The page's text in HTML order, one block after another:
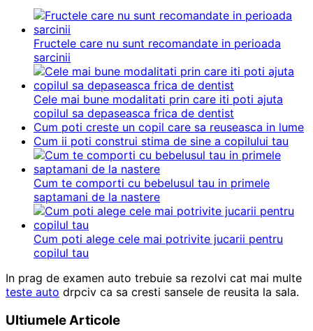
Fructele care nu sunt recomandate in perioada
sarcinii
Cele mai bune modalitati prin care iti poti ajuta
copilul sa depaseasca frica de dentist
Cum poti creste un copil care sa reuseasca in lume
Cum ii poti construi stima de sine a copilului tau
Cum te comporti cu bebelusul tau in primele
saptamani de la nastere
Cum poti alege cele mai potrivite jucarii pentru
copilul tau
In prag de examen auto trebuie sa rezolvi cat mai multe
teste auto drpciv ca sa cresti sansele de reusita la sala.
Ultiumele Articole